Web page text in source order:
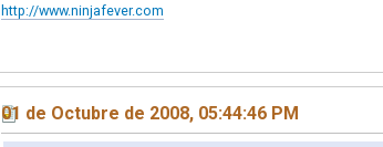
http://www.ninjafever.com
01 de Octubre de 2008, 05:44:46 PM